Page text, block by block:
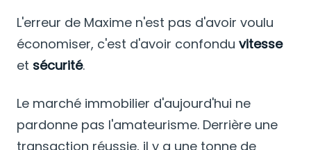
L'erreur de Maxime n'est pas d'avoir voulu
économiser, c'est d'avoir confondu vitesse
et sécurité.
Le marché immobilier d'aujourd'hui ne
pardonne pas l'amateurisme. Derrière une
transaction réussie, il y a une tonne de